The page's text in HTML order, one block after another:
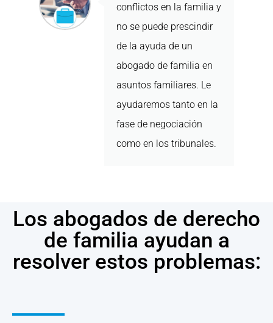
conflictos en la familia y
no se puede prescindir
de la ayuda de un
abogado de familia en
asuntos familiares. Le
ayudaremos tanto en la
fase de negociación
como en los tribunales.
Los abogados de derecho
de familia ayudan a
resolver estos problemas: